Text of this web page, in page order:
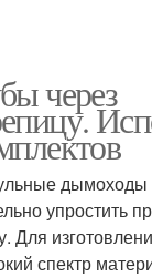
через
дымоходы
упростить
Для
спектр